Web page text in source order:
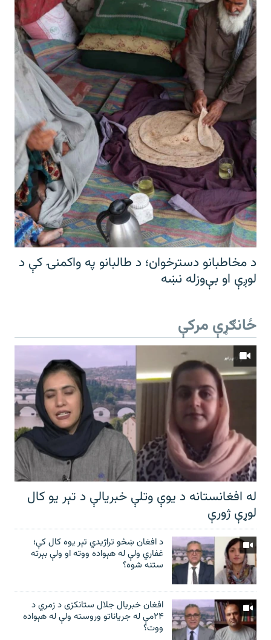
د مخاطبانو دسترخوان؛ د طالبانو په واکمنۍ کې د
لوږې او بې‌وزله نښه
ځانګړې مرکې
له افغانستانه د یوې وتلې خبریالې د تېر يو کال
لوړې ژورې
د افغان ښځو تراژیدي تېر یوه کال کې؛
غفاري ولې له هېواده ووته او ولې بېرته
ستنه شوه؟
افغان خبریال جلال ستانکزی د زمري د
۲۴مې له جریاناتو وروسته ولې له هېواده
ووت؟